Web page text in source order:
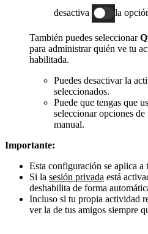
desactiva
la
También puedes seleccionar
para administrar quién ve tu
habilitada.
Puedes desactivar la
seleccionados.
Puede que tengas que
seleccionar opciones
manual.
Importante:
Esta configuración se aplica a
Si la sesión privada está
deshabilita de forma
Incluso si tu propia actividad
ver la de tus amigos siempre